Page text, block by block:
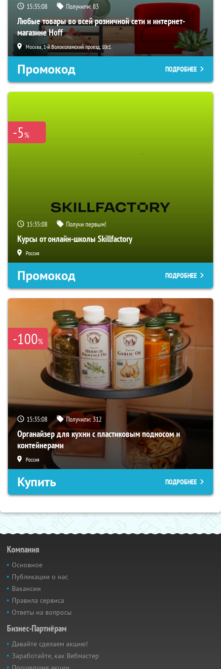
15:35:06 Получили:83
Любые товары во всей розничной сети и интернет-
магазине Hoff
Москва, 1-й Волоколамский проезд, 10с1
Промокод ПОДРОБНЕЕ
-5%
15:35:06 Получи первым!
Курсы от онлайн-школы Skillfactory
Россия
Промокод ПОДРОБНЕЕ
-100%
15:35:06 Получили: 312
Органайзер для кухни с пластиковым подносом и
контейнерами
Россия
Купить ПОДРОБНЕЕ
Компания
Основное
Публикации о нас
Вакансии
Правила сервиса
Ответы на вопросы
Бизнес-Партнёрам
Давайте сделаем акцию!
Заработайте, как Вебмастер